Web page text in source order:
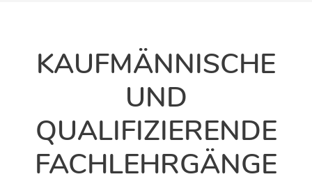
KAUFMÄNNISCHE
UND
QUALIFIZIERENDE
FACHLEHRGÄNGE